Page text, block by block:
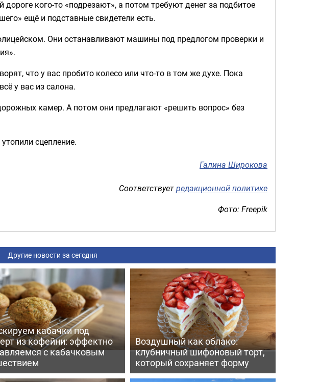
кого-то «подрезают», а потом требуют денег за подбитое
ещё и подставные свидетели есть.
Они останавливают машины под предлогом проверки и
что у вас пробито колесо или что-то в том же духе. Пока
у вас из салона.
камер. А потом они предлагают «решить вопрос» без
сцепление.
Галина Широкова
Соответствуетредакционной политике
Фото: Freepik
Другие новости за сегодня
кабачки под
из кофейни: эффектно
с кабачковым
Воздушный как облако:
клубничный шифоновый торт,
который сохраняет форму